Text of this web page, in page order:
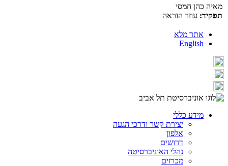
מאיה כהן חמסי
תפקיד: עוזר הוראה
אתר מלא
English
מידע כללי
יצירת קשר ודרכי הגעה
אלפון
דרושים
נהלי האוניברסיטה
מכרזים